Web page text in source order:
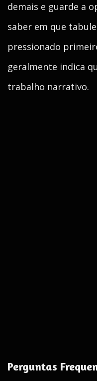
demais e guarde a
saber em que
pressionado
geralmente indica
trabalho narrativo.
Perguntas